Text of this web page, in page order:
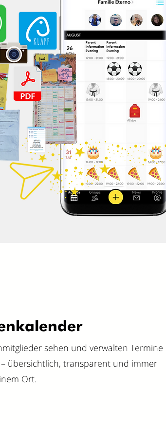
sehen und verwalten Termine
übersichtlich, transparent und immer
Ort.